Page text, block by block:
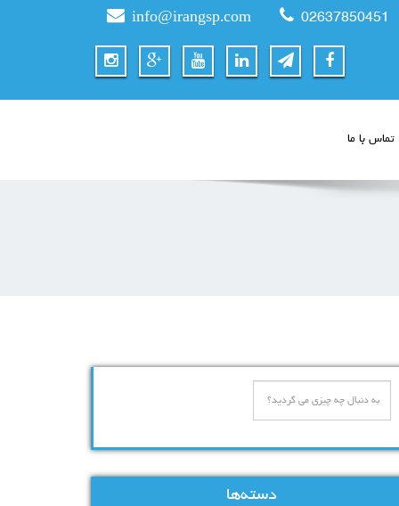
info@irangsp.com 02637850451
تماس با ما
دسته‌ها